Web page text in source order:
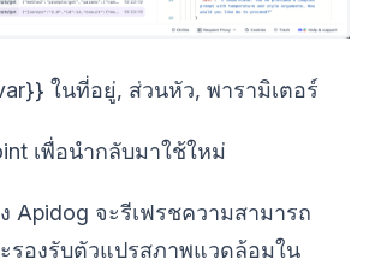
ในที่อยู่, ส่วนหัว, พารามิเตอร์
เพื่อนำกลับมาใช้ใหม่
Apidog จะรีเฟรชความสามารถ
รองรับตัวแปรสภาพแวดล้อมใน